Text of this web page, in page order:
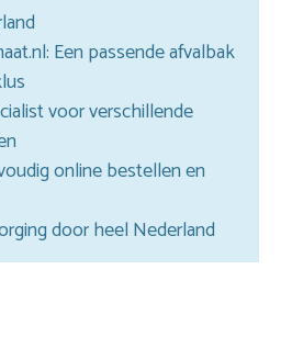
Een passende afvalbak
voor verschillende
online bestellen en
door heel Nederland